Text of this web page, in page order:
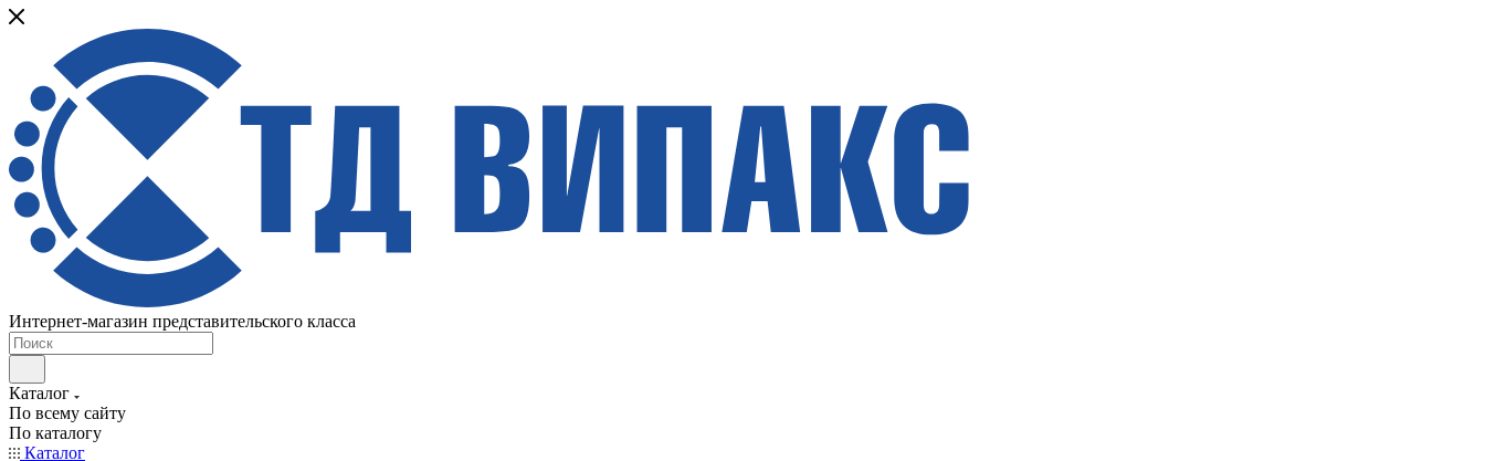
Интернет-магазин представительского класса
Каталог
По всему сайту
По каталогу
Каталог